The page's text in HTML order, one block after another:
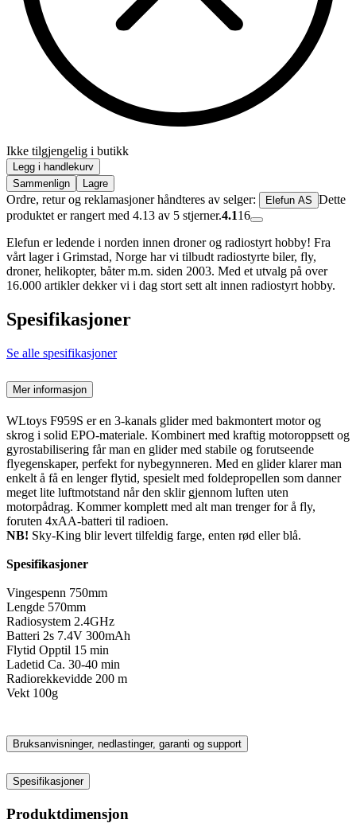
Ikke tilgjengelig i butikk
Legg i handlekurv
Sammenlign
Lagre
Ordre, retur og reklamasjoner håndteres av selger: Elefun AS Dette
produktet er rangert med 4.13 av 5 stjerner.4.116
Elefun er ledende i norden innen droner og radiostyrt hobby! Fra
vårt lager i Grimstad, Norge har vi tilbudt radiostyrte biler, fly,
droner, helikopter, båter m.m. siden 2003. Med et utvalg på over
16.000 artikler dekker vi i dag stort sett alt innen radiostyrt hobby.
Spesifikasjoner
Se alle spesifikasjoner
Mer informasjon
WLtoys F959S er en 3-kanals glider med bakmontert motor og
skrog i solid EPO-materiale. Kombinert med kraftig motoroppsett og
gyrostabilisering får man en glider med stabile og forutseende
flyegenskaper, perfekt for nybegynneren. Med en glider klarer man
enkelt å få en lenger flytid, spesielt med foldepropellen som danner
meget lite luftmotstand når den sklir gjennom luften uten
motorpådrag. Kommer komplett med alt man trenger for å fly,
foruten 4xAA-batteri til radioen.
NB! Sky-King blir levert tilfeldig farge, enten rød eller blå.
Spesifikasjoner
Vingespenn 750mm
Lengde 570mm
Radiosystem 2.4GHz
Batteri 2s 7.4V 300mAh
Flytid Opptil 15 min
Ladetid Ca. 30-40 min
Radiorekkevidde 200 m
Vekt 100g
Bruksanvisninger, nedlastinger, garanti og support
Spesifikasjoner
Produktdimensjon